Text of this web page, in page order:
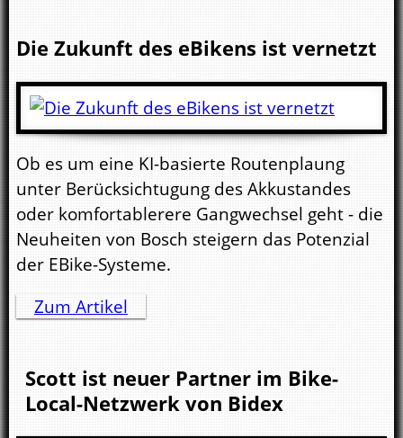
Die Zukunft des eBikens ist vernetzt
Ob es um eine KI-basierte Routenplaung
unter Berücksichtugung des Akkustandes
oder komfortablerere Gangwechsel geht - die
Neuheiten von Bosch steigern das Potenzial
der EBike-Systeme.
Zum Artikel
Scott ist neuer Partner im Bike-
Local-Netzwerk von Bidex